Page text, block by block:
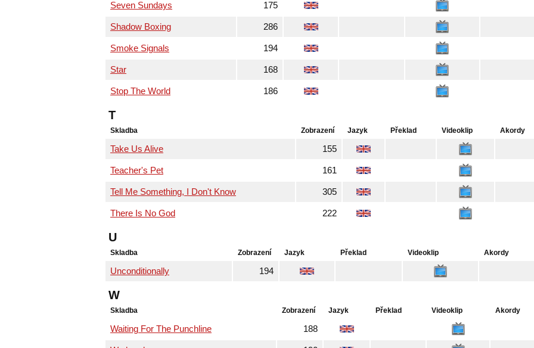
Seven Sundays 175
Shadow Boxing 286
Smoke Signals 194
Star 168
Stop The World 186
T
Skladba Zobrazení Jazyk Překlad Videoklip Akordy
Take Us Alive 155
Teacher's Pet 161
Tell Me Something, I Don't Know 305
There Is No God 222
U
Skladba Zobrazení Jazyk Překlad Videoklip Akordy
Unconditionally 194
W
Skladba Zobrazení Jazyk Překlad Videoklip Akordy
Waiting For The Punchline 188